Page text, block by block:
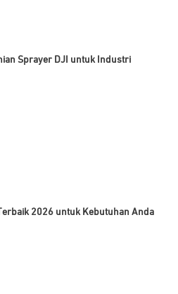
Sprayer DJI untuk Industri
2026 untuk Kebutuhan Anda